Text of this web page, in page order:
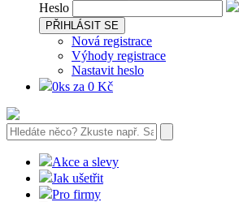
Heslo
PŘIHLÁSIT SE
Nová registrace
Výhody registrace
Nastavit heslo
0ks za 0 Kč
Akce a slevy
Jak ušetřit
Pro firmy